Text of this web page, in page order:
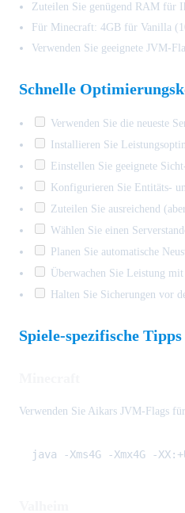
Zuteilen Sie genügend RAM für
Für Minecraft: 4GB für Vanilla
Verwenden Sie geeignete JVM-
Schnelle
Verwenden Sie die neueste
Installieren Sie
Einstellen Sie geeignete
Konfigurieren Sie Entitäts-
Zuteilen Sie ausreichend
Wählen Sie einen
Planen Sie automatische
Überwachen Sie Leistung
Halten Sie Sicherungen vor
Spiele-spezifische Tipps
Verwenden Sie Aikars JVM-Flags